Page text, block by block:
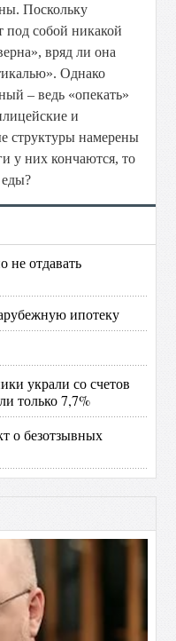
Поскольку
под собой никакой
вряд ли она
Однако
– ведь «опекать»
и
структуры намерены
у них кончаются, то
не отдавать
ипотеку
украли со счетов
только 7,7%
о безотзывных